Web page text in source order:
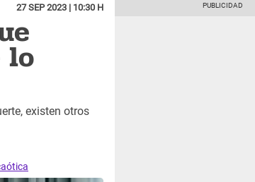
27 SEP 2023 | 10:30 H
lo
existen otros